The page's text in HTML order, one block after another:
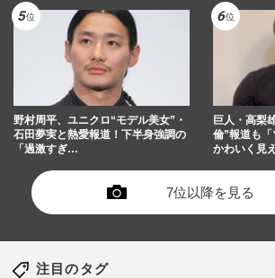
野村周平、ユニクロ“モデル美女”・
石田夢実と熱愛報道！下半身強調の
「過激すぎ…
巨人・高梨
倫”報道も
かわいく見
7位以降を見る
注目のタグ